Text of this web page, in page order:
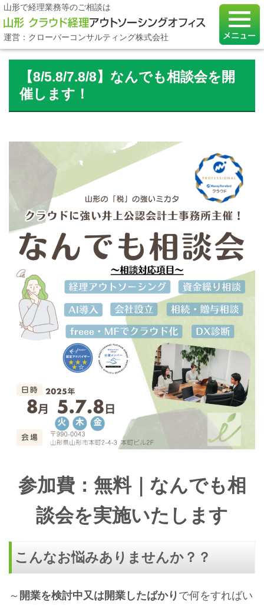
山形で経理業務等のご相談は
運営：クローバーコンサルティング株式会社
【8/5.8/7.8/8】なんでも相談会を開
催します！
参加費：無料｜なんでも相
談会を実施いたします
こんなお悩みありませんか？？
～ 開業を検討中又は開業したばかり で何をすればい